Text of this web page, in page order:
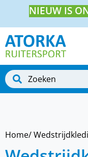
NIEUW IS
Home/